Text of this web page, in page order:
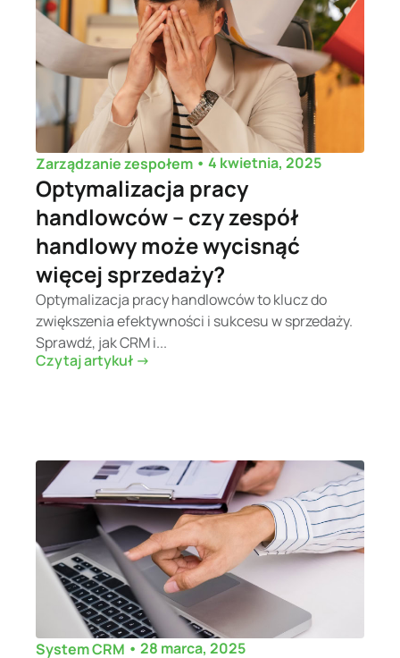
Zarządzanie zespołem • 4 kwietnia, 2025
Optymalizacja pracy
handlowców – czy zespół
handlowy może wycisnąć
więcej sprzedaży?
Optymalizacja pracy handlowców to klucz do
zwiększenia efektywności i sukcesu w sprzedaży.
Sprawdź, jak CRM i...
Czytaj artykuł ->
System CRM • 28 marca, 2025